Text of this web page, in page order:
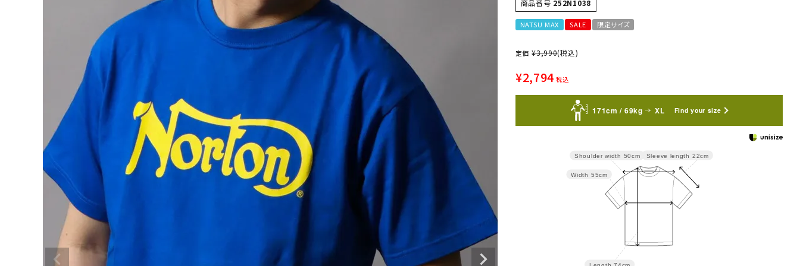
ブランドメニュー
商品番号 252N1038
NATSU MAX SALE 限定サイズ
定価 ¥3,990(税込)
¥2,794 税込
171cm / 69kg XL Find your size
Sleeve length 22cm
Width 55cm
Shoulder width 50cm